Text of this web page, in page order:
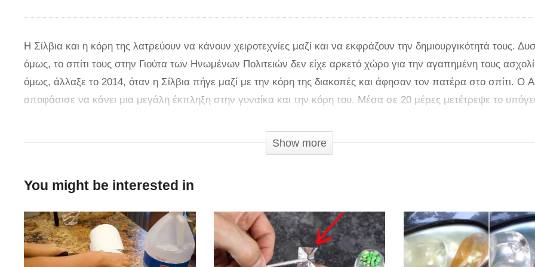
Η Σίλβια και η κόρη της λατρεύουν να κάνουν χειροτεχνίες μαζί και να εκφράζουν την δημιουργικότητά τους.
όμως, το σπίτι τους στην Γιούτα των Ηνωμένων Πολιτειών δεν είχε αρκετό χώρο για την αγαπημένη τους
όμως, άλλαξε το 2014, όταν η Σίλβια πήγε μαζί με την κόρη της διακοπές και άφησαν τον πατέρα στο σπίτι. Ο
αποφάσισε να κάνει μια μεγάλη έκπληξη στην γυναίκα και την κόρη του. Μέσα σε 20 μέρες μετέτρεψε το
“Ήταν πολύ δουλειά, αλλά αφού η γυναίκα μου και η κόρη μου έλειπαν μπορούσα να δουλεύω και τα βράδια”,
μεγάλη ντουλάπα. Δείτε στο βίντεο όλη την προσπάθεια που έκανε ο Andrew για να φτιάξει το δωμάτιο
via
Show more
You might be interested in